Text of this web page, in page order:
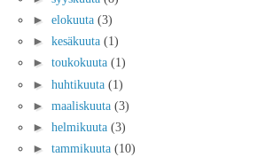
► elokuuta (3)
► kesäkuuta (1)
► toukokuuta (1)
► huhtikuuta (1)
► maaliskuuta (3)
► helmikuuta (3)
► tammikuuta (10)